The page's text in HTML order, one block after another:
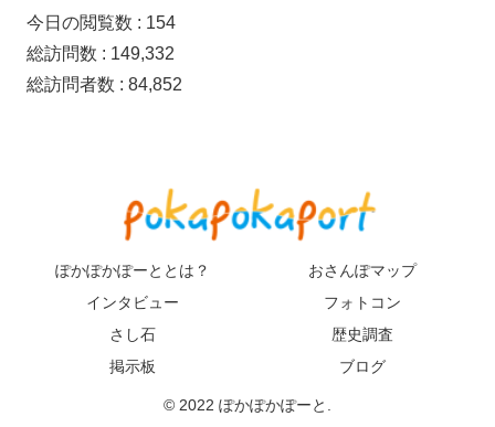
今日の閲覧数 : 154
総訪問数 : 149,332
総訪問者数 : 84,852
ぽかぽかぽーととは？
おさんぽマップ
インタビュー
フォトコン
さし石
歴史調査
掲示板
ブログ
© 2022 ぽかぽかぽーと.